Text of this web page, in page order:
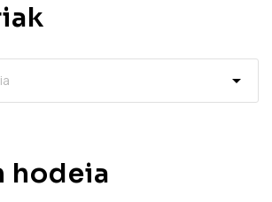
hodeia